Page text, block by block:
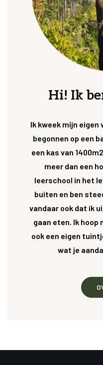
Hi! Ik
Ik kweek mijn eigen
begonnen op een
een kas van
meer dan een
leerschool in het
buiten en ben
vandaar ook dat ik
gaan eten. Ik hoop
ook een eigen
wat je